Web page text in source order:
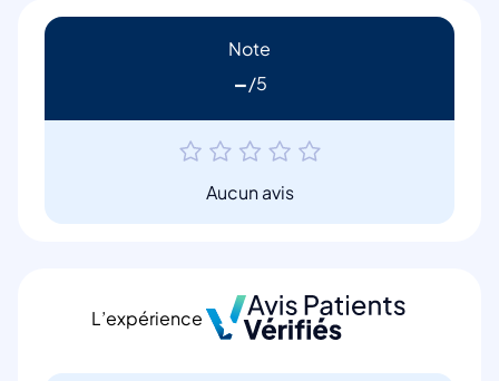
Note
-
Aucun avis
L’expérience